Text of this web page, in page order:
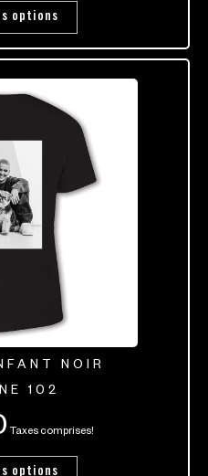
options
NOIR
102
Taxes comprises!
options